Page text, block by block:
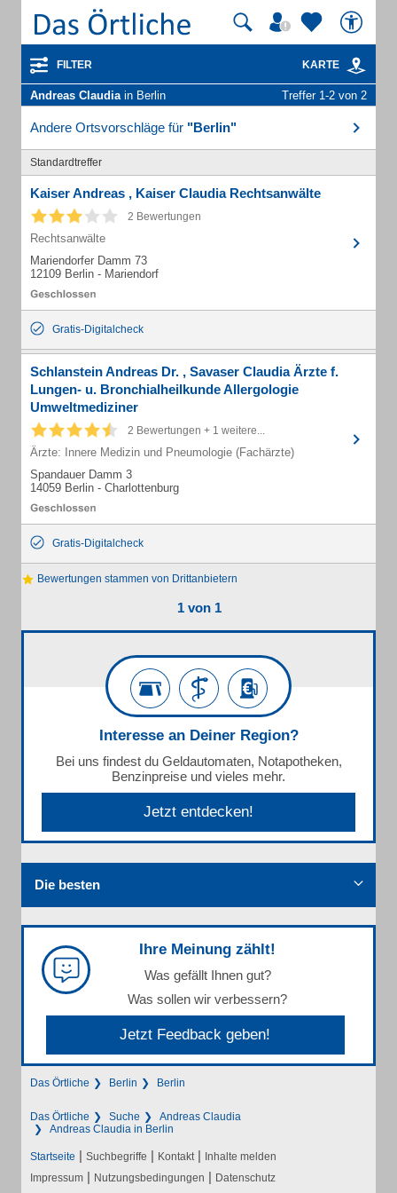
FILTER KARTE
Andreas Claudiain Berlin Treffer 1-2 von 2
Andere Ortsvorschläge für "Berlin"
Standardtreffer
Kaiser Andreas , Kaiser Claudia Rechtsanwälte
2 Bewertungen
Rechtsanwälte
Mariendorfer Damm 73
12109 Berlin - Mariendorf
Gratis-Digitalcheck
Schlanstein Andreas Dr. , Savaser Claudia Ärzte f.
Lungen- u. Bronchialheilkunde Allergologie
Umweltmediziner
2 Bewertungen + 1 weitere...
Ärzte: Innere Medizin und Pneumologie (Fachärzte)
Spandauer Damm 3
14059 Berlin - Charlottenburg
Gratis-Digitalcheck
Bewertungen stammen von Drittanbietern
1 von 1
Interesse an Deiner Region?
Bei uns findest du Geldautomaten, Notapotheken,
Benzinpreise und vieles mehr.
Jetzt entdecken!
Die besten
Ihre Meinung zählt!
Was gefällt Ihnen gut?
Was sollen wir verbessern?
Jetzt Feedback geben!
Das Örtliche Berlin Berlin
Das Örtliche Suche
Andreas Claudia
Andreas Claudia in Berlin
Startseite | Suchbegriffe | Kontakt | Inhalte melden
Impressum | Nutzungsbedingungen | Datenschutz